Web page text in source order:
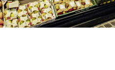
Funktionen für soziale
Außerdem geben wir
Ihrer Nutzung der Dienste